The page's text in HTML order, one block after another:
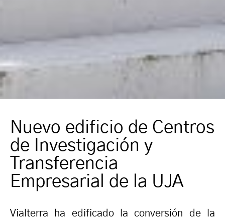
Nuevo edificio de Centros
de Investigación y
Transferencia
Empresarial de la UJA
Vialterra ha edificado la conversión de la